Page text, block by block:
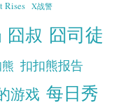
Rises X战警
囧叔 囧司徒
扣扣熊报告
游戏 每日秀